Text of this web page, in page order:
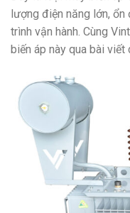
lượng điện năng lớn,
trình vận hành. Cùng
biến áp này qua bài